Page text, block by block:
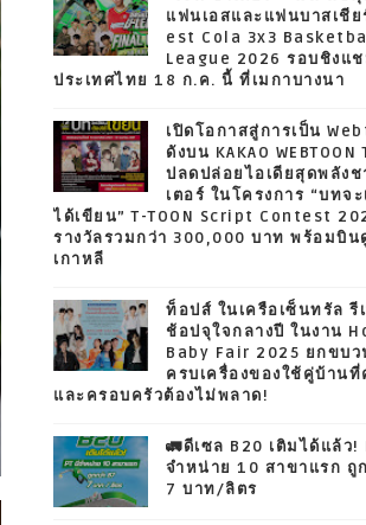
แฟนเอสและแฟนบาสเชีย
est Cola 3x3
League 2026 รอบชิงแ
ประเทศไทย 18 ก.ค. นี้ ที่เมกาบางนา
เปิดโอกาสสู่การเป็น
ดังบน KAKAO
ปลดปล่อยไอเดียสุดพลังช
เตอร์ ในโครงการ “บทจ
ได้เขียน” T-TOON Script Contest
รางวัลรวมกว่า 300,000 บาท พร้อมบิน
เกาหลี
ท็อปส์ ในเครือเซ็นทรัล รี
ช้อปจุใจกลางปี ในงาน
Baby Fair 2025 ยกขบว
ครบเครื่องของใช้คู่บ้าน
และครอบครัวต้องไม่พลาด!
🚛ดีเซล B20 เติมได้แล้ว!
จำหน่าย 10 สาขาแรก ถู
7 บาท/ลิตร